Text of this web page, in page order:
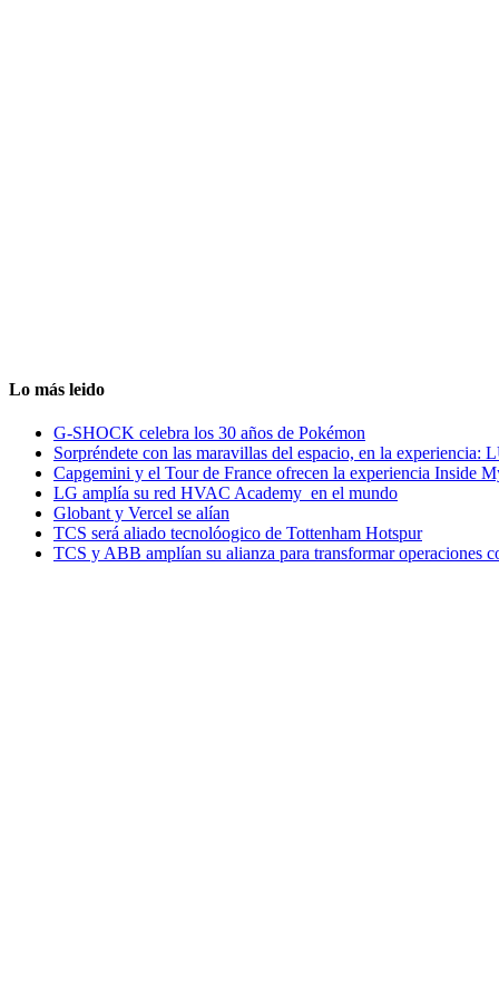
Lo más leido
G-SHOCK celebra los 30 años de Pokémon
Sorpréndete con las maravillas del espacio, en la experiencia:
Capgemini y el Tour de France ofrecen la experiencia Inside
LG amplía su red HVAC Academy en el mundo
Globant y Vercel se alían
TCS será aliado tecnolóogico de Tottenham Hotspur
TCS y ABB amplían su alianza para transformar operaciones